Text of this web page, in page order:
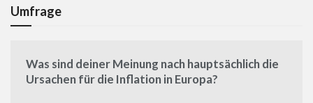
Umfrage
Was sind deiner Meinung nach hauptsächlich die
Ursachen für die Inflation in Europa?